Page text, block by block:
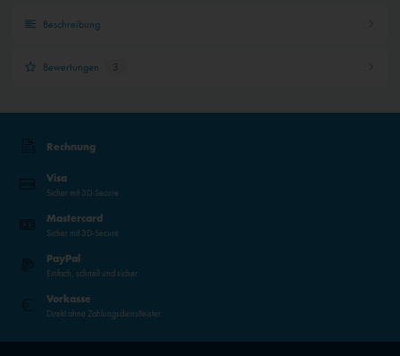
Beschreibung
Bewertungen 3
Rechnung
Visa
Sicher mit 3D-Secure
Mastercard
Sicher mit 3D-Secure
PayPal
Einfach, schnell und sicher
Vorkasse
Direkt ohne Zahlungsdienstleister